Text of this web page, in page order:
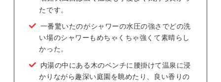
たです。
一番驚いたのがシャワーの水圧の強さでどの洗
い場のシャワーもめちゃくちゃ強くて素晴らし
かった。
内湯の中にある木のベンチに腰掛けて温泉に浸
かりながら趣深い庭園を眺めたり、良い香りの